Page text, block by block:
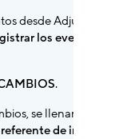
desde Adjust,
los eventos in-
.
se llenará el
de